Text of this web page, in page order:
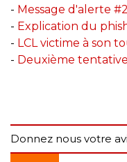
- Message d'alerte
- Explication du
- LCL victime à son
- Deuxième
Donnez nous votre